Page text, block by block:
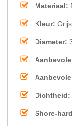
Materiaal:
Kleur: Grijs
Diameter:
Dichtheid:
Shore-